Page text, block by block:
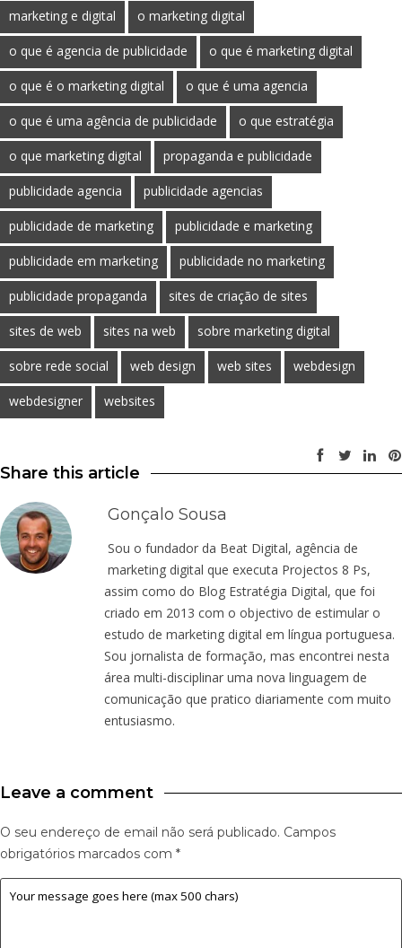
marketing e digital o marketing digital
o que é agencia de publicidade o que é marketing digital
o que é o marketing digital o que é uma agencia
o que é uma agência de publicidade o que estratégia
o que marketing digital propaganda e publicidade
publicidade agencia publicidade agencias
publicidade de marketing publicidade e marketing
publicidade em marketing publicidade no marketing
publicidade propaganda sites de criação de sites
sites de web sites na web sobre marketing digital
sobre rede social web design web sites webdesign
webdesigner websites
Share this article
Gonçalo Sousa
Sou o fundador da Beat Digital, agência de
marketing digital que executa Projectos 8 Ps,
assim como do Blog Estratégia Digital, que foi
criado em 2013 com o objectivo de estimular o
estudo de marketing digital em língua portuguesa.
Sou jornalista de formação, mas encontrei nesta
área multi-disciplinar uma nova linguagem de
comunicação que pratico diariamente com muito
entusiasmo.
Leave a comment
O seu endereço de email não será publicado. Campos
obrigatórios marcados com *